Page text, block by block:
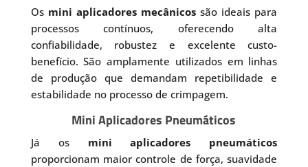
Os mini aplicadores mecânicos são ideais para
processos contínuos, oferecendo alta
confiabilidade, robustez e excelente custo-
benefício. São amplamente utilizados em linhas
de produção que demandam repetibilidade e
estabilidade no processo de crimpagem.
Mini Aplicadores Pneumáticos
Já os mini aplicadores pneumáticos
proporcionam maior controle de força, suavidade